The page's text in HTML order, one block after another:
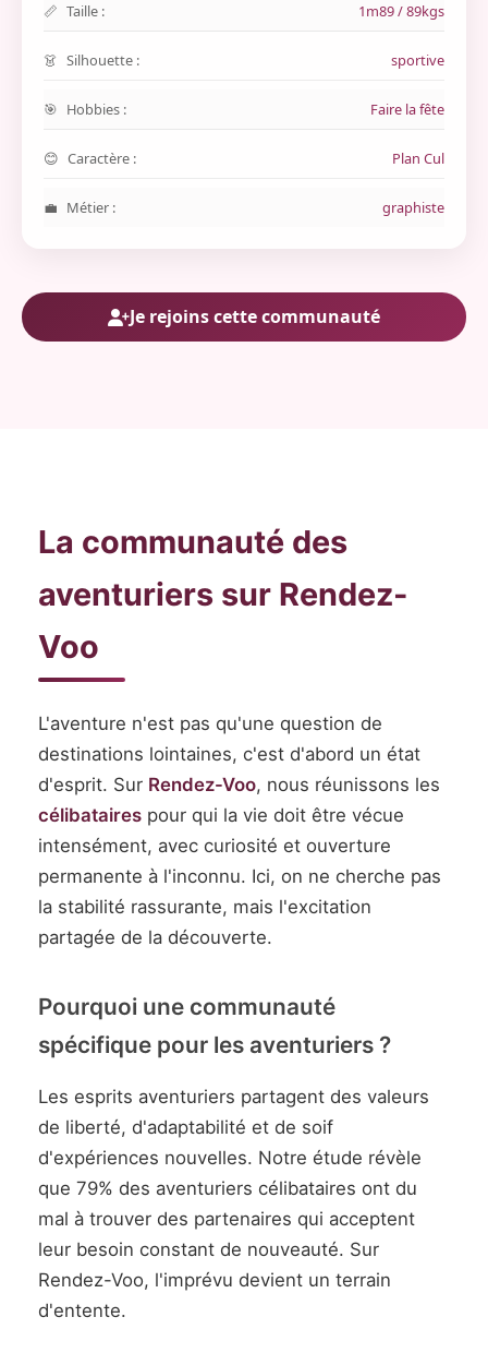
Taille : 1m89 / 89kgs
Silhouette : sportive
Hobbies : Faire la fête
Caractère : Plan Cul
Métier : graphiste
Je rejoins cette communauté
La communauté des
aventuriers sur Rendez-
Voo
L'aventure n'est pas qu'une question de
destinations lointaines, c'est d'abord un état
d'esprit. Sur Rendez-Voo, nous réunissons les
célibataires pour qui la vie doit être vécue
intensément, avec curiosité et ouverture
permanente à l'inconnu. Ici, on ne cherche pas
la stabilité rassurante, mais l'excitation
partagée de la découverte.
Pourquoi une communauté
spécifique pour les aventuriers ?
Les esprits aventuriers partagent des valeurs
de liberté, d'adaptabilité et de soif
d'expériences nouvelles. Notre étude révèle
que 79% des aventuriers célibataires ont du
mal à trouver des partenaires qui acceptent
leur besoin constant de nouveauté. Sur
Rendez-Voo, l'imprévu devient un terrain
d'entente.